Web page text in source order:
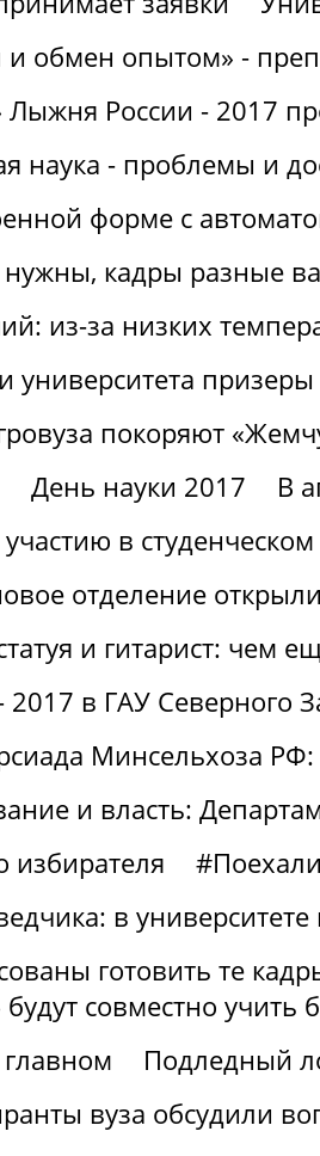
и обмен опытом» -
Лыжня России - 2017
наука - проблемы и
форме с
кадры разные
из-за низких
университета
покоряют
День науки 2017
В
в
отделение
и гитарист: чем
в ГАУ Северного
Минсельхоза
и власть:
избирателя
в
готовить те
совместно учить
Подледный
вуза обсудили